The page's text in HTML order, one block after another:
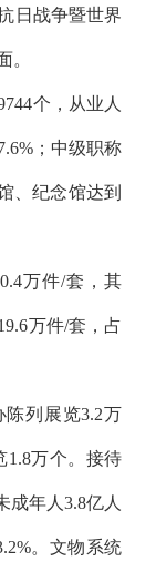
日战争暨世界
。
个，从业人
；中级职称
、纪念馆达到
万件/套，其
万件/套，占
陈列展览3.2万
1.8万个。接待
成年人3.8亿人
。文物系统